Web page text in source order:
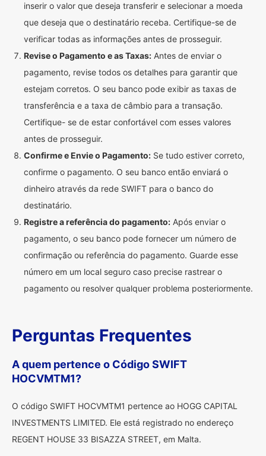
inserir o valor que deseja transferir e selecionar a moeda
que deseja que o destinatário receba. Certifique-se de
verificar todas as informações antes de prosseguir.
Revise o Pagamento e as Taxas: Antes de enviar o
pagamento, revise todos os detalhes para garantir que
estejam corretos. O seu banco pode exibir as taxas de
transferência e a taxa de câmbio para a transação.
Certifique- se de estar confortável com esses valores
antes de prosseguir.
Confirme e Envie o Pagamento: Se tudo estiver correto,
confirme o pagamento. O seu banco então enviará o
dinheiro através da rede SWIFT para o banco do
destinatário.
Registre a referência do pagamento: Após enviar o
pagamento, o seu banco pode fornecer um número de
confirmação ou referência do pagamento. Guarde esse
número em um local seguro caso precise rastrear o
pagamento ou resolver qualquer problema posteriormente.
Perguntas Frequentes
A quem pertence o Código SWIFT
HOCVMTM1?
O código SWIFT HOCVMTM1 pertence ao HOGG CAPITAL
INVESTMENTS LIMITED. Ele está registrado no endereço
REGENT HOUSE 33 BISAZZA STREET, em Malta.